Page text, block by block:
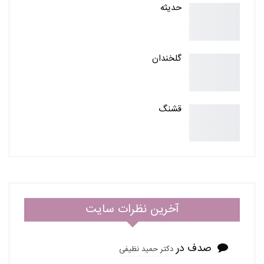
حدیثه
گلخندان
قشنگ
آخرین نظرات سایت
صدف دردکتر حمید نظیفی